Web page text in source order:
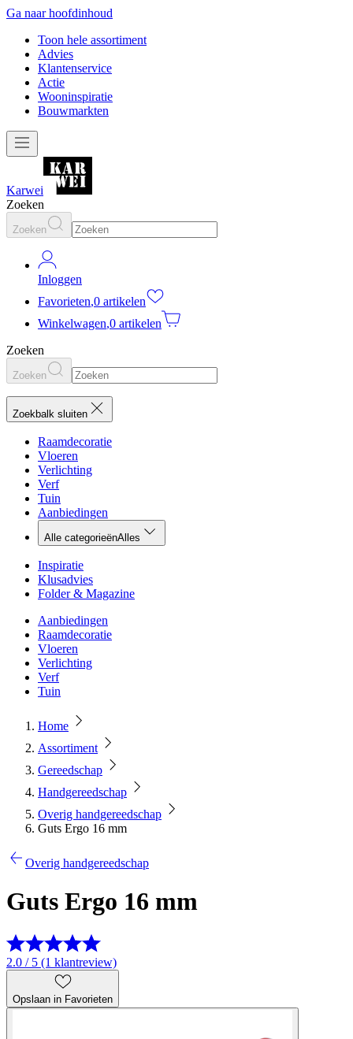
Ga naar hoofdinhoud
Toon hele assortiment
Advies
Klantenservice
Actie
Wooninspiratie
Bouwmarkten
Karwei
Zoeken
Zoeken
Inloggen
Favorieten,0 artikelen
Winkelwagen,0 artikelen
Zoeken
Zoeken
Zoekbalk sluiten
Raamdecoratie
Vloeren
Verlichting
Verf
Tuin
Aanbiedingen
Alle categorieënAlles
Inspiratie
Klusadvies
Folder & Magazine
Aanbiedingen
Raamdecoratie
Vloeren
Verlichting
Verf
Tuin
Home
Assortiment
Gereedschap
Handgereedschap
Overig handgereedschap
Guts Ergo 16 mm
Overig handgereedschap
Guts Ergo 16 mm
2.0 / 5 (1 klantreview)
Opslaan in Favorieten